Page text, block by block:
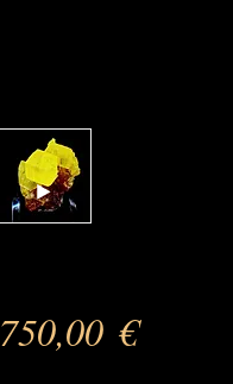
750,00 €Prix